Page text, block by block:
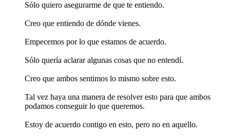
Sólo quiero asegurarme de que te entiendo.
Creo que entiendo de dónde vienes.
Empecemos por lo que estamos de acuerdo.
Sólo quería aclarar algunas cosas que no entendí.
Creo que ambos sentimos lo mismo sobre esto.
Tal vez haya una manera de resolver esto para que ambos
podamos conseguir lo que queremos.
Estoy de acuerdo contigo en esto, pero no en aquello.